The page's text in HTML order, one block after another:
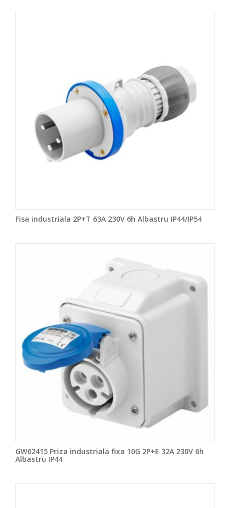
Fisa industriala 2P+T 63A 230V 6h Albastru IP44/IP54
GW62415 Priza industriala fixa 10G 2P+E 32A 230V 6h
Albastru IP44